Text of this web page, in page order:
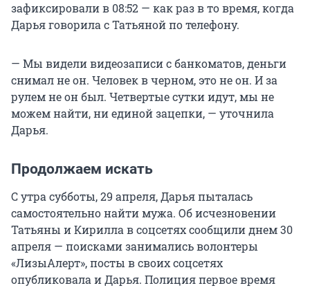
зафиксировали в 08:52 — как раз в то время, когда
Дарья говорила с Татьяной по телефону.
— Мы видели видеозаписи с банкоматов, деньги
снимал не он. Человек в черном, это не он. И за
рулем не он был. Четвертые сутки идут, мы не
можем найти, ни единой зацепки, — уточнила
Дарья.
Продолжаем искать
С утра субботы, 29 апреля, Дарья пыталась
самостоятельно найти мужа. Об исчезновении
Татьяны и Кирилла в соцсетях сообщили днем 30
апреля — поисками занимались волонтеры
«ЛизыАлерт», посты в своих соцсетях
опубликовала и Дарья. Полиция первое время